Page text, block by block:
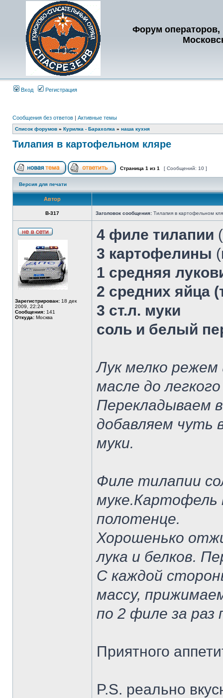
Форум операторов,
Вход Регистрация
Сообщения без ответов | Активные темы
Список форумов » Курилка - Барахолка » наша кухня
Тилапия в картофельном кляре
Страница 1 из 1 [ Сообщений: 10 ]
Версия для печати
Автор
В-317 Заголовок сообщения: Тилапия в картофельном
Зарегистрирован: 18 дек
2009, 22:24
Сообщения: 141
Откуда: Москва
4 филе тилапии
3 картофелины
1 средняя
2 средних яйца
3 ст.л. муки
соль и белый
Лук мелко
масле до
Перекладываем
добавляем чуть
муки.
Филе тилапии
муке.Картофель
полотенце.
Хорошенько
лука и белков.
С каждой
массу,
по 2 филе за раз
Приятного
P.S. реально